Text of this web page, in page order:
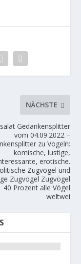
NÄCHSTE
Gedankensplitter
vom 04.09.2022 –
zu Vögeln:
komische, lustige,
erotische.
Zugvögel und
Zugvögel Zugvögel
40 Prozent alle Vögel
weltwei